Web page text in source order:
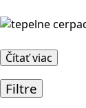
Čítať viac
Filtre